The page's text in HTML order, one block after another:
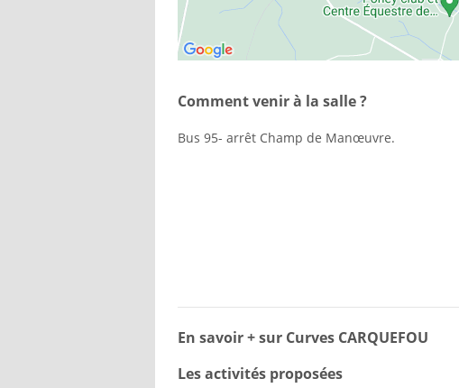
Comment venir à la salle ?
Bus 95- arrêt Champ de Manœuvre.
En savoir + sur Curves CARQUEFOU
Les activités proposées